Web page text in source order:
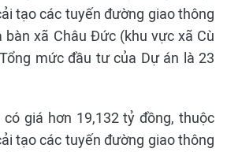
tạo các tuyến đường giao thông
bàn xã Châu Đức (khu vực xã Cù
mức đầu tư của Dự án là 23
có giá hơn 19,132 tỷ đồng, thuộc
tạo các tuyến đường giao thông